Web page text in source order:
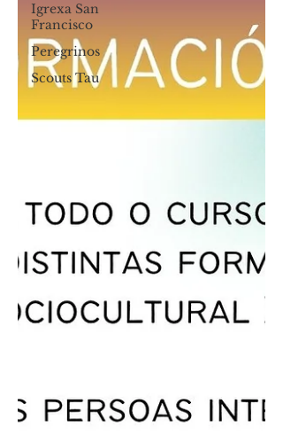
Igrexa San
Francisco
Peregrinos
Scouts Tau